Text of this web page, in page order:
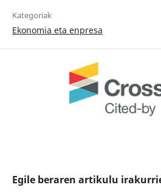
Kategoriak
Ekonomia eta enpresa
Egile beraren artikulu